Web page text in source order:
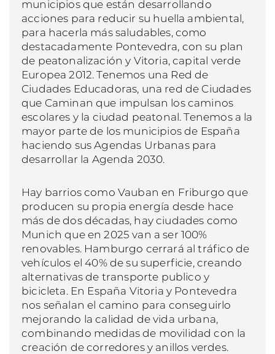
municipios que están desarrollando
acciones para reducir su huella ambiental,
para hacerla más saludables, como
destacadamente Pontevedra, con su plan
de peatonalización y Vitoria, capital verde
Europea 2012. Tenemos una Red de
Ciudades Educadoras, una red de Ciudades
que Caminan que impulsan los caminos
escolares y la ciudad peatonal. Tenemos a la
mayor parte de los municipios de España
haciendo sus Agendas Urbanas para
desarrollar la Agenda 2030.
Hay barrios como Vauban en Friburgo que
producen su propia energía desde hace
más de dos décadas, hay ciudades como
Munich que en 2025 van a ser 100%
renovables. Hamburgo cerrará al tráfico de
vehículos el 40% de su superficie, creando
alternativas de transporte publico y
bicicleta. En España Vitoria y Pontevedra
nos señalan el camino para conseguirlo
mejorando la calidad de vida urbana,
combinando medidas de movilidad con la
creación de corredores y anillos verdes.